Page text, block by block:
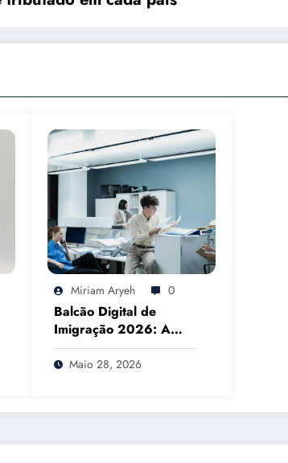
Miriam Aryeh 0
Balcão Digital de
Imigração 2026: A
Realidade do
Atendimento
Maio 28, 2026